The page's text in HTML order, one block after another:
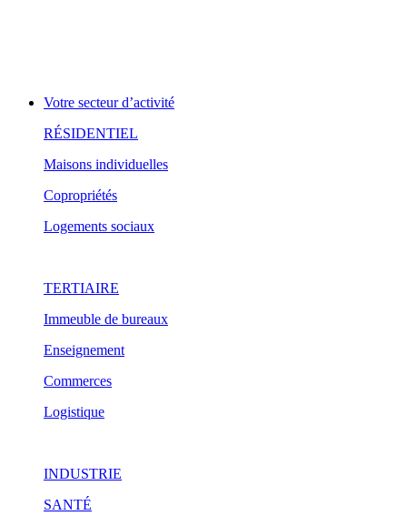
Votre secteur d’activité
RÉSIDENTIEL
Maisons individuelles
Copropriétés
Logements sociaux
TERTIAIRE
Immeuble de bureaux
Enseignement
Commerces
Logistique
INDUSTRIE
SANTÉ